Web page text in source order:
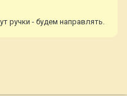
ручки - будем направлять.